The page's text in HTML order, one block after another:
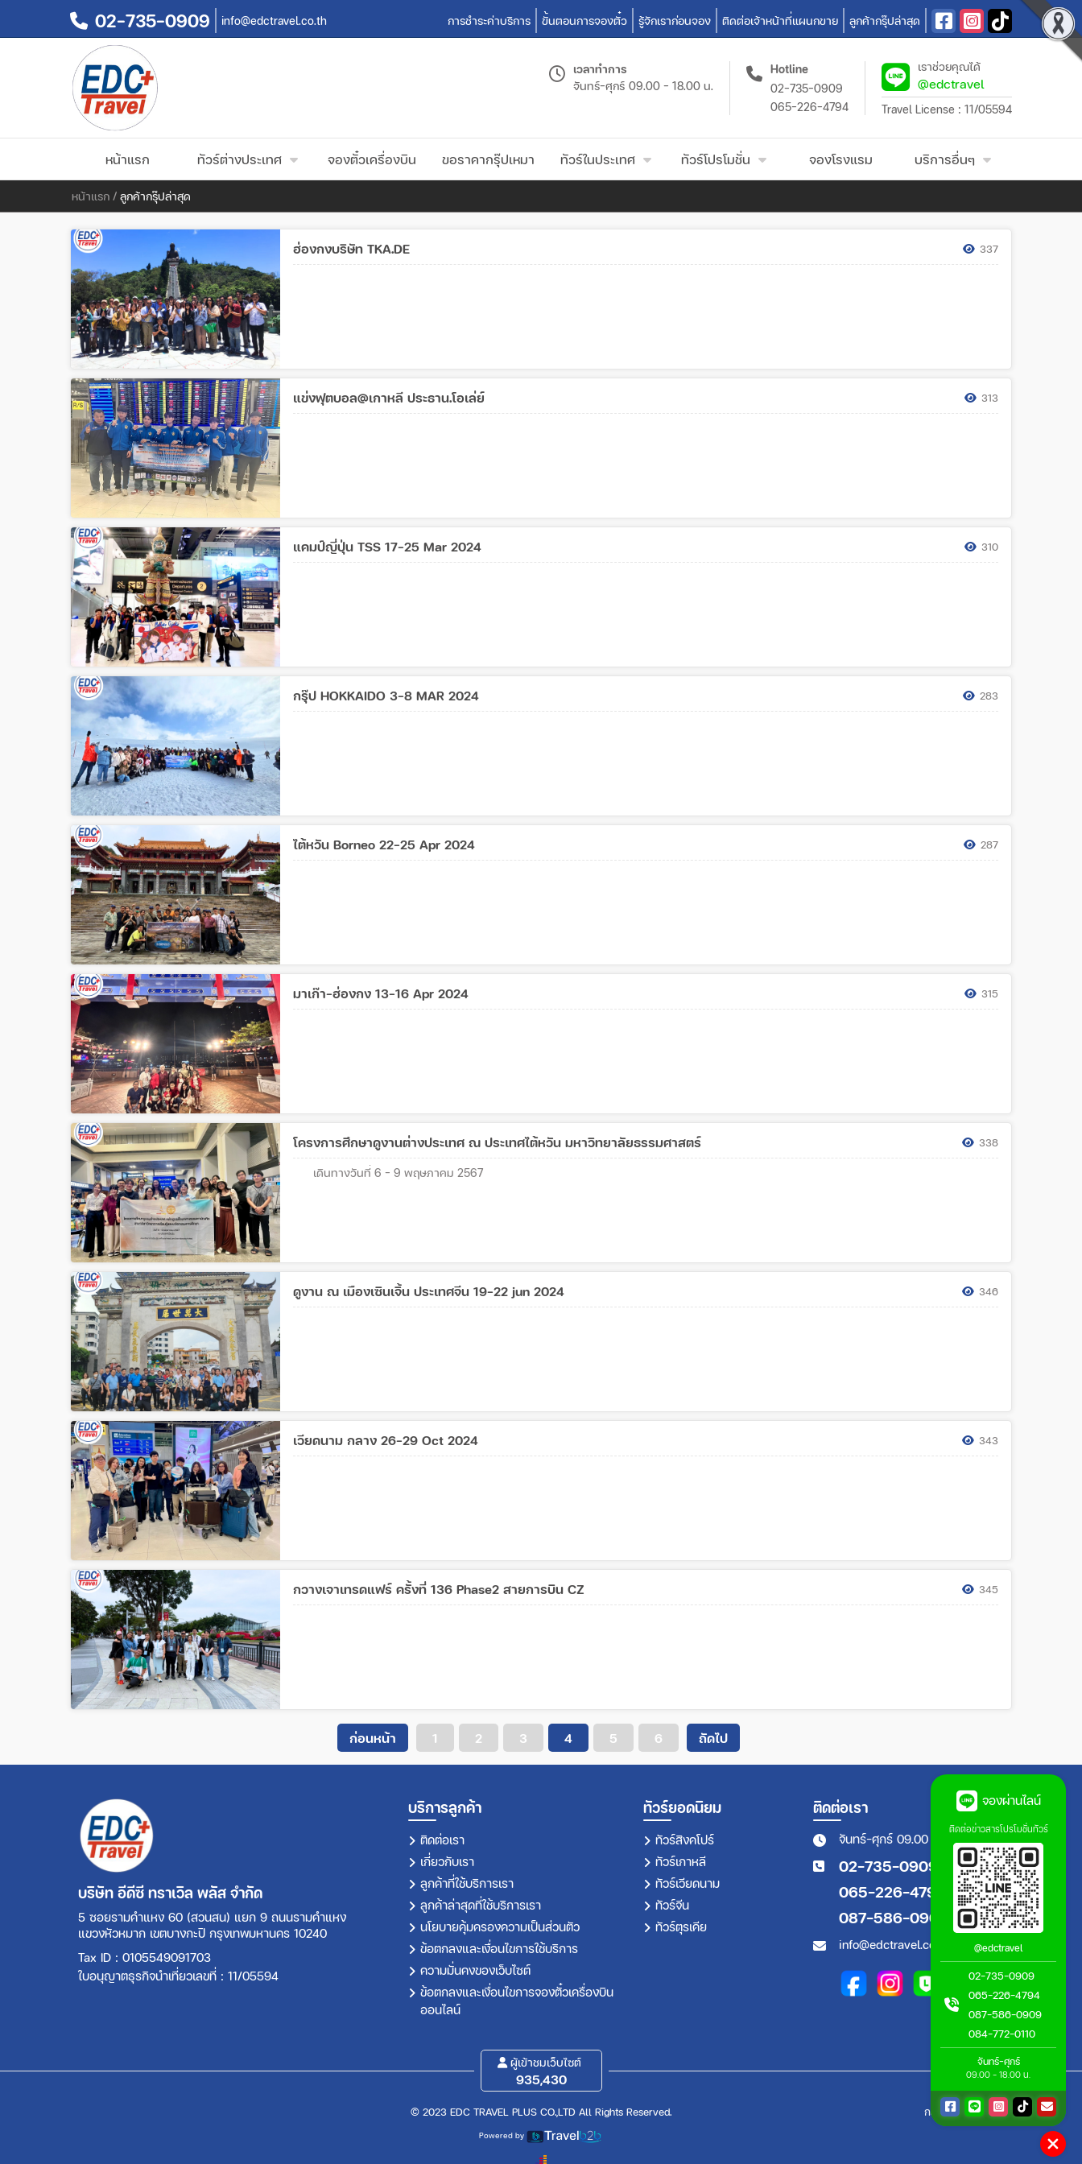
02-735-0909 info@edctravel.co.th การชำระค่าบริการ ขั้นตอนการจองตั๋ว รู้จักเราก่อนจอง ติดต่อเจ้าหน้าที่แผนกขาย ลูกค้ากรุ๊ปล่าสุด
เวลาทำการ
จันทร์-ศุกร์ 09.00 - 18.00 น.
Hotline
02-735-0909
065-226-4794
เราช่วยคุณได้
@edctravel
Travel License : 11/05594
หน้าแรก ทัวร์ต่างประเทศ จองตั๋วเครื่องบิน ขอราคากรุ๊ปเหมา ทัวร์ในประเทศ ทัวร์โปรโมชั่น จองโรงแรม บริการอื่นๆ
หน้าแรก / ลูกค้ากรุ๊ปล่าสุด
ฮ่องกงบริษัท TKA.DE 337
แข่งฟุตบอล@เกาหลี ประธาน.โอเล่ย์ 313
แคมป์ญี่ปุ่น TSS 17-25 Mar 2024 310
กรุ๊ป HOKKAIDO 3-8 MAR 2024 283
ไต้หวัน Borneo 22-25 Apr 2024 287
มาเก๊า-ฮ่องกง 13-16 Apr 2024 315
โครงการศึกษาดูงานต่างประเทศ ณ ประเทศไต้หวัน มหาวิทยาลัยธรรมศาสตร์ 338
เดินทางวันที่ 6 - 9 พฤษภาคม 2567
ดูงาน ณ เมืองเซินเจิ้น ประเทศจีน 19-22 jun 2024 346
เวียดนาม กลาง 26-29 Oct 2024 343
กวางเจาเทรดแฟร์ ครั้งที่ 136 Phase2 สายการบิน CZ 345
ก่อนหน้า 1 2 3 4 5 6 ถัดไป
บริษัท อีดีซี ทราเวิล พลัส จำกัด
5 ซอยรามคำแหง 60 (สวนสน) แยก 9 ถนนรามคำแหง
แขวงหัวหมาก เขตบางกะปิ กรุงเทพมหานคร 10240
Tax ID : 0105549091703
ใบอนุญาตธุรกิจนำเที่ยวเลขที่ : 11/05594
บริการลูกค้า
ติดต่อเรา
เกี่ยวกับเรา
ลูกค้าที่ใช้บริการเรา
ลูกค้าล่าสุดที่ใช้บริการเรา
นโยบายคุ้มครองความเป็นส่วนตัว
ข้อตกลงและเงื่อนไขการใช้บริการ
ความมั่นคงของเว็บไซต์
ข้อตกลงและเงื่อนไขการจองตั๋วเครื่องบิน
ออนไลน์
ทัวร์ยอดนิยม
ทัวร์สิงคโปร์
ทัวร์เกาหลี
ทัวร์เวียดนาม
ทัวร์จีน
ทัวร์ตุรเคีย
ติดต่อเรา
จันทร์-ศุกร์ 09.00 - 18.00 น.
02-735-0909
065-226-4794
087-586-0909
info@edctravel.co.th
ผู้เข้าชมเว็บไซต์
935,430
© 2023 EDC TRAVEL PLUS CO.,LTD All Rights Reserved. กลับขึ้นด้านบน
Powered by
จองผ่านไลน์
ติดต่อข่าวสารโปรโมชั่นทัวร์
@edctravel
02-735-0909
065-226-4794
087-586-0909
084-772-0110
จันทร์-ศุกร์
09.00 - 18.00 น.